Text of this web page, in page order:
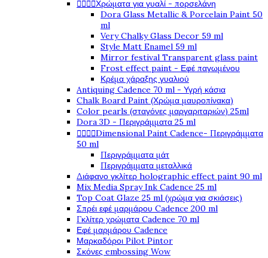
Χρώματα για γυαλί - πορσελάνη
Dora Glass Metallic & Porcelain Paint 50
ml
Very Chalky Glass Decor 59 ml
Style Matt Enamel 59 ml
Mirror festival Transparent glass paint
Frost effect paint - Εφέ παγωμένου
Κρέμα χάραξης γυαλιού
Antiquing Cadence 70 ml - Υγρή κάσια
Chalk Board Paint (Χρώμα μαυροπίνακα)
Color pearls (σταγόνες μαργαριταριών) 25ml
Dora 3D - Περιγράμματα 25 ml
Dimensional Paint Cadence- Περιγράμματα
50 ml
Περιγράμματα μάτ
Περιγράμματα μεταλλικά
Διάφανο γκλίτερ holographic effect paint 90 ml
Mix Media Spray Ink Cadence 25 ml
Top Coat Glaze 25 ml (χρώμα για σκιάσεις)
Σπρέι εφέ μαρμάρου Cadence 200 ml
Γκλίτερ χρώματα Cadence 70 ml
Εφέ μαρμάρου Cadence
Μαρκαδόροι Pilot Pintor
Σκόνες embossing Wow